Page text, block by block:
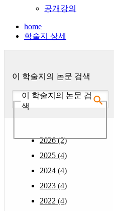
공개강의
home
학술지 상세
이 학술지의 논문 검색
이 학술지의 논문 검
색
2026 (2)
2025 (4)
2024 (4)
2023 (4)
2022 (4)